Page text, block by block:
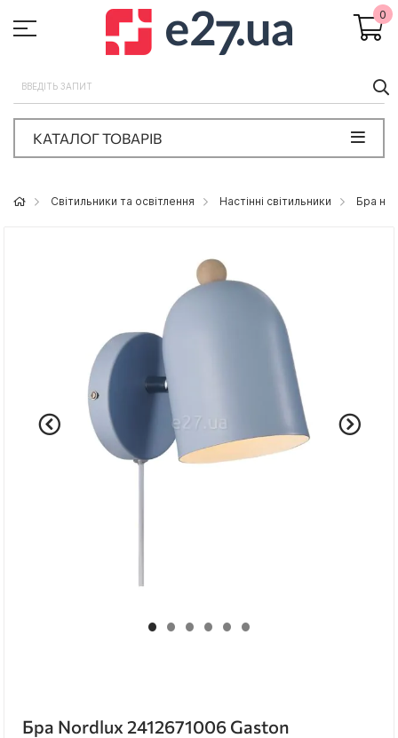
0
КАТАЛОГ ТОВАРІВ
Світильники та освітлення Настінні світильники Бра на
Бра Nordlux 2412671006 Gaston